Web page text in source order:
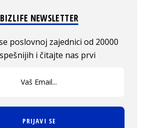
BIZLIFE NEWSLETTER
poslovnoj zajednici od 20000
i čitajte nas prvi
PRIJAVI SE